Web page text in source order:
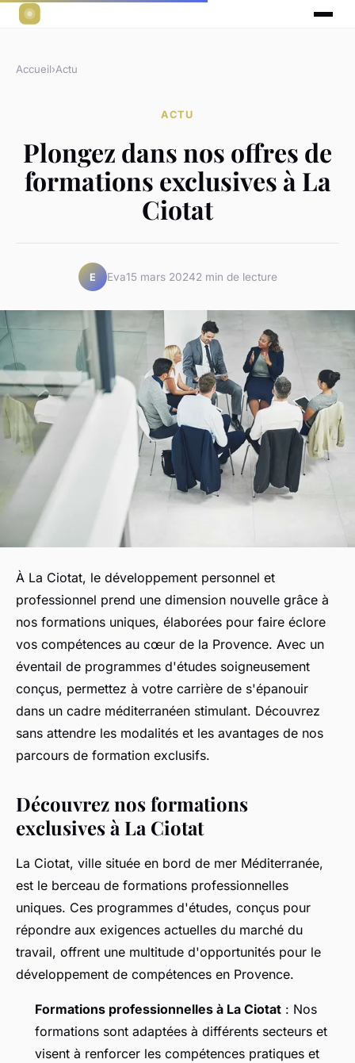
Accueil›Actu
ACTU
Plongez dans nos offres de
formations exclusives à La
Ciotat
E Eva15 mars 20242 min de lecture
À La Ciotat, le développement personnel et
professionnel prend une dimension nouvelle grâce à
nos formations uniques, élaborées pour faire éclore
vos compétences au cœur de la Provence. Avec un
éventail de programmes d'études soigneusement
conçus, permettez à votre carrière de s'épanouir
dans un cadre méditerranéen stimulant. Découvrez
sans attendre les modalités et les avantages de nos
parcours de formation exclusifs.
Découvrez nos formations
exclusives à La Ciotat
La Ciotat, ville située en bord de mer Méditerranée,
est le berceau de formations professionnelles
uniques. Ces programmes d'études, conçus pour
répondre aux exigences actuelles du marché du
travail, offrent une multitude d'opportunités pour le
développement de compétences en Provence.
Formations professionnelles à La Ciotat : Nos
formations sont adaptées à différents secteurs et
visent à renforcer les compétences pratiques et